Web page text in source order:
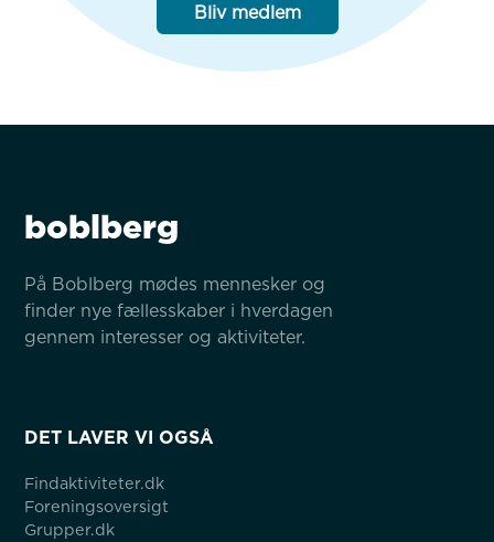
Bliv medlem
boblberg
På Boblberg mødes mennesker og
finder nye fællesskaber i hverdagen
gennem interesser og aktiviteter.
DET LAVER VI OGSÅ
Findaktiviteter.dk
Foreningsoversigt
Grupper.dk